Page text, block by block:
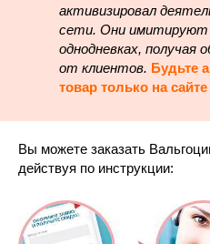
активизировал
сети. Они имитируют
однодневках, получая
от клиентов. Будьте
товар только на
Вы можете заказать
действуя по инструкции: